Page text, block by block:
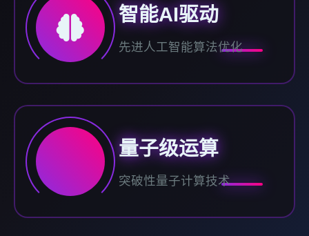
智能AI驱动
先进人工智能算法优化
量子级运算
突破性量子计算技术